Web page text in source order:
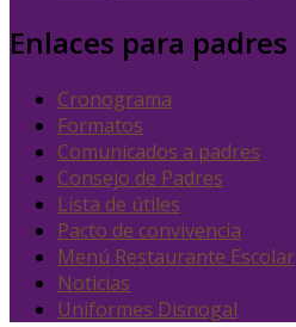
Enlaces para padres
Cronograma
Formatos
Comunicados a padres
Consejo de Padres
Lista de útiles
Pacto de convivencia
Menú Restaurante Escolar
Noticias
Uniformes Disnogal